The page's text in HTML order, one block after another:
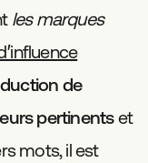
les marques
de
pertinentset
mots, il est